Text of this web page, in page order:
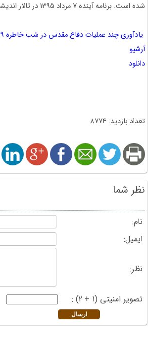
شده است. برنامه آینده 7 مرداد 1395 در تالار اندیشه برگزار می‌شود.
یادآوری چند عملیات دفاع مقدس در شب خاطره 269
آرشیو
دانلود
تعداد بازدید: 8774
نظر شما
نام:
ایمیل:
نظر:
تصویر امنیتی (1 + 2) :